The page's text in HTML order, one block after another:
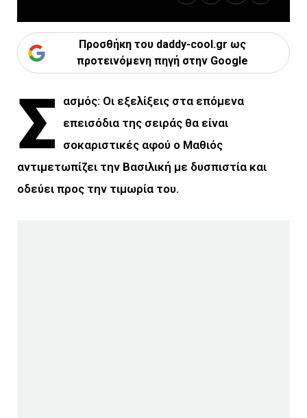
Προσθήκη του daddy-cool.gr ως
προτεινόμενη πηγή στην Google
Σ
ασμός: Οι εξελίξεις στα επόμενα
επεισόδια της σειράς θα είναι
σοκαριστικές αφού ο Μαθιός
αντιμετωπίζει την Βασιλική με δυσπιστία και
οδεύει προς την τιμωρία του.